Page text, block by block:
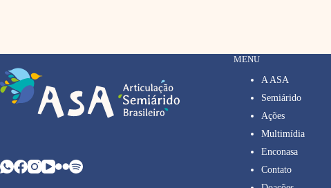
MENU
A ASA
Semiárido
Ações
Multimídia
Enconasa
Contato